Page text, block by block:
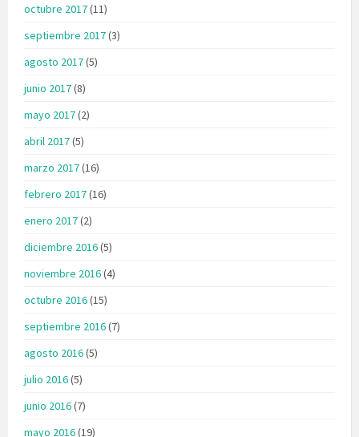
octubre 2017(11)
septiembre 2017(3)
agosto 2017(5)
junio 2017(8)
mayo 2017(2)
abril 2017(5)
marzo 2017(16)
febrero 2017(16)
enero 2017(2)
diciembre 2016(5)
noviembre 2016(4)
octubre 2016(15)
septiembre 2016(7)
agosto 2016(5)
julio 2016(5)
junio 2016(7)
mayo 2016(19)